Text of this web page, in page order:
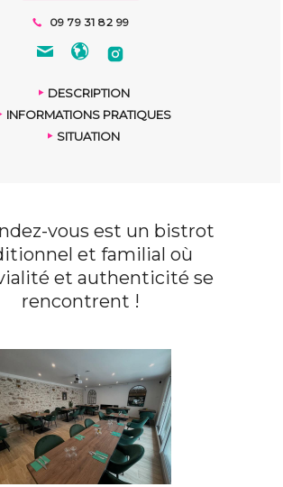
09 79 31 82 99
DESCRIPTION
INFORMATIONS PRATIQUES
SITUATION
vous est un bistrot
et familial où
et authenticité se
rencontrent !